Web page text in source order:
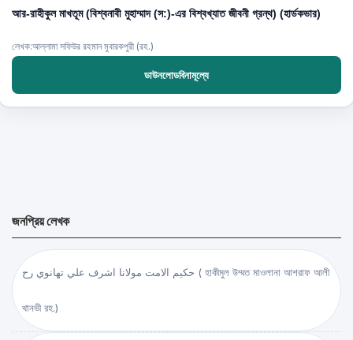
আর-রাহীকুল মাখতূম (বিশ্বনাবী মুহাম্মাদ (স:)-এর বিশ্বখ্যাত জীবনী গ্রন্থ) (হার্ডকভার)
লেখক:আল্লামা সফিউর রহমান মুবারকপুরী (রহ.)
ডাউনলোডবিনামূল্যে
জনপ্রিয় লেখক
حكيم الامت مولانا اشرف علي تهانوي رح ( হাকীমুল উম্মত মাওলানা আশরাফ আলী
থানভী রহ.)